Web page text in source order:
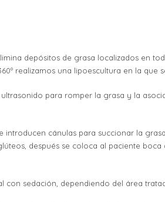
depósitos de grasa localizados en
realizamos una lipoescultura en la que
para romper la grasa y la
introducen cánulas para succionar la
después se coloca al paciente
con sedación, dependiendo del área